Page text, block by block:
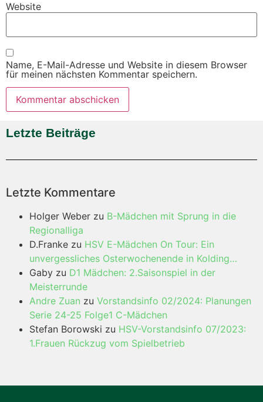
Website
Name, E-Mail-Adresse und Website in diesem Browser
für meinen nächsten Kommentar speichern.
Letzte Beiträge
Letzte Kommentare
Holger Weber zu B-Mädchen mit Sprung in die
Regionalliga
D.Franke zu HSV E-Mädchen On Tour: Ein
unvergessliches Osterwochenende in Kolding…
Gaby zu D1 Mädchen: 2.Saisonspiel in der
Meisterrunde
Andre Zuan zu Vorstandsinfo 02/2024: Planungen
Serie 24-25 Folge1 C-Mädchen
Stefan Borowski zu HSV-Vorstandsinfo 07/2023:
1.Frauen Rückzug vom Spielbetrieb